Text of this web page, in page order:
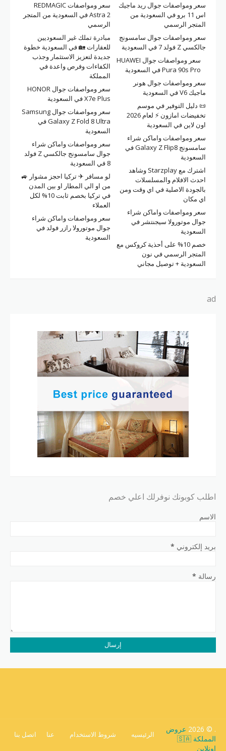
سعر ومواصفات REDMAGIC
Astra 2 في السعودية من المتجر
الرسمي
سعر ومواصفات جوال ريد ماجيك
اس 11 برو في السعودية من
المتجر الرسمي
مبادرة تملك غير السعوديين
للعقارات 🏡 في السعودية خطوة
جديدة لتعزيز الاستثمار وجذب
الكفاءات وفرص واعدة في
المملكة
سعر ومواصفات جوال سامسونج
جالكسي Z فولد 7 في السعودية
سعر ومواصفات جوال HUAWEI
Pura 90s Pro في السعودية
سعر ومواصفات جوال هونر
ماجيك V6 في السعودية
سعر ومواصفات جوال HONOR
X7e Plus في السعودية
📜 دليل التوفير في موسم
تخفيضات امازون ⚡ لعام 2026
اون لاين في السعودية
سعر ومواصفات جوال Samsung
Galaxy Z Fold 8 Ultra في
السعودية
سعر ومواصفات واماكن شراء
سامسونج Galaxy Z Flip8 في
السعودية
سعر ومواصفات واماكن شراء
جوال سامسونج جالكسي Z فولد
8 في السعودية
اشترك مع Starzplay وشاهد
احدث الافلام والمسلسلات
بالجودة الاصلية في اي وقت ومن
اي مكان
لو مسافر ✈ تركيا احجز مشوار 🚙
من او الي المطار او بين المدن
في تركيا بخصم ثابت 10% لكل
العملاء
سعر ومواصفات واماكن شراء
جوال موتورولا سيجنتشر في
السعودية
سعر ومواصفات واماكن شراء
جوال موتورولا رازر فولد في
السعودية
خصم 10% على أحذية كروكس مع
المتجر الرسمي في نون
السعودية + توصيل مجاني
ad
اطلب كوبونك نوفرلك اعلي خصم
الاسم
بريد إلكتروني *
رسالة *
الرئيسيه شروط الاستخدام عنا اتصل بنا
. ©
2026 عروض
المملكة 🇸🇦
اونلاين